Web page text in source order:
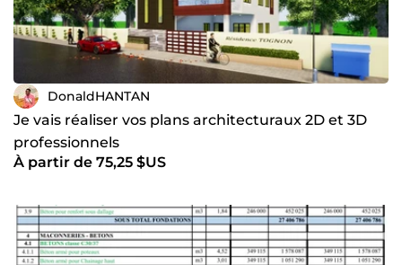
DonaldHANTAN
Je vais réaliser vos plans architecturaux 2D et 3D
professionnels
À partir de 75,25 $US